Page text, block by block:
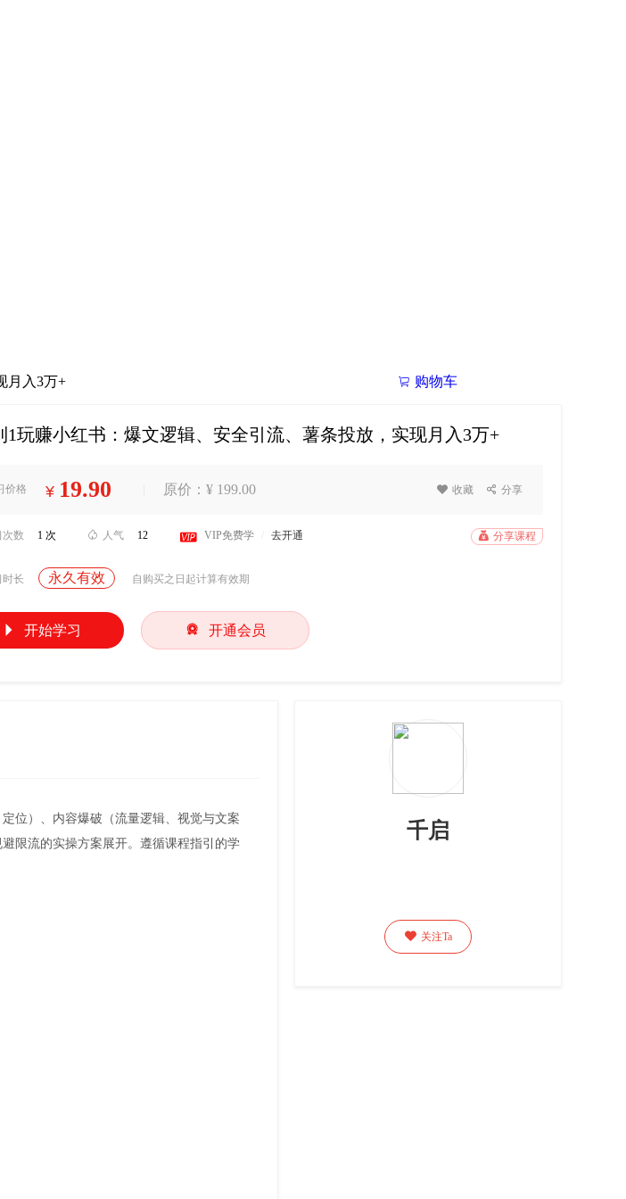
 购物车
月入3万+
1玩赚小红书：爆文逻辑、安全引流、薯条投放，实现月入3万+
价格 ¥ 19.90 原价：¥ 199.00  收藏  分享
次数 1 次  人气 12  VIP免费学 去开通  分享课程
时长 永久有效 自购买之日起计算有效期
 开始学习  开通会员
位）、内容爆破（流量逻辑、视觉与文案
限流的实操方案展开。遵循课程指引的学
千启
 关注Ta